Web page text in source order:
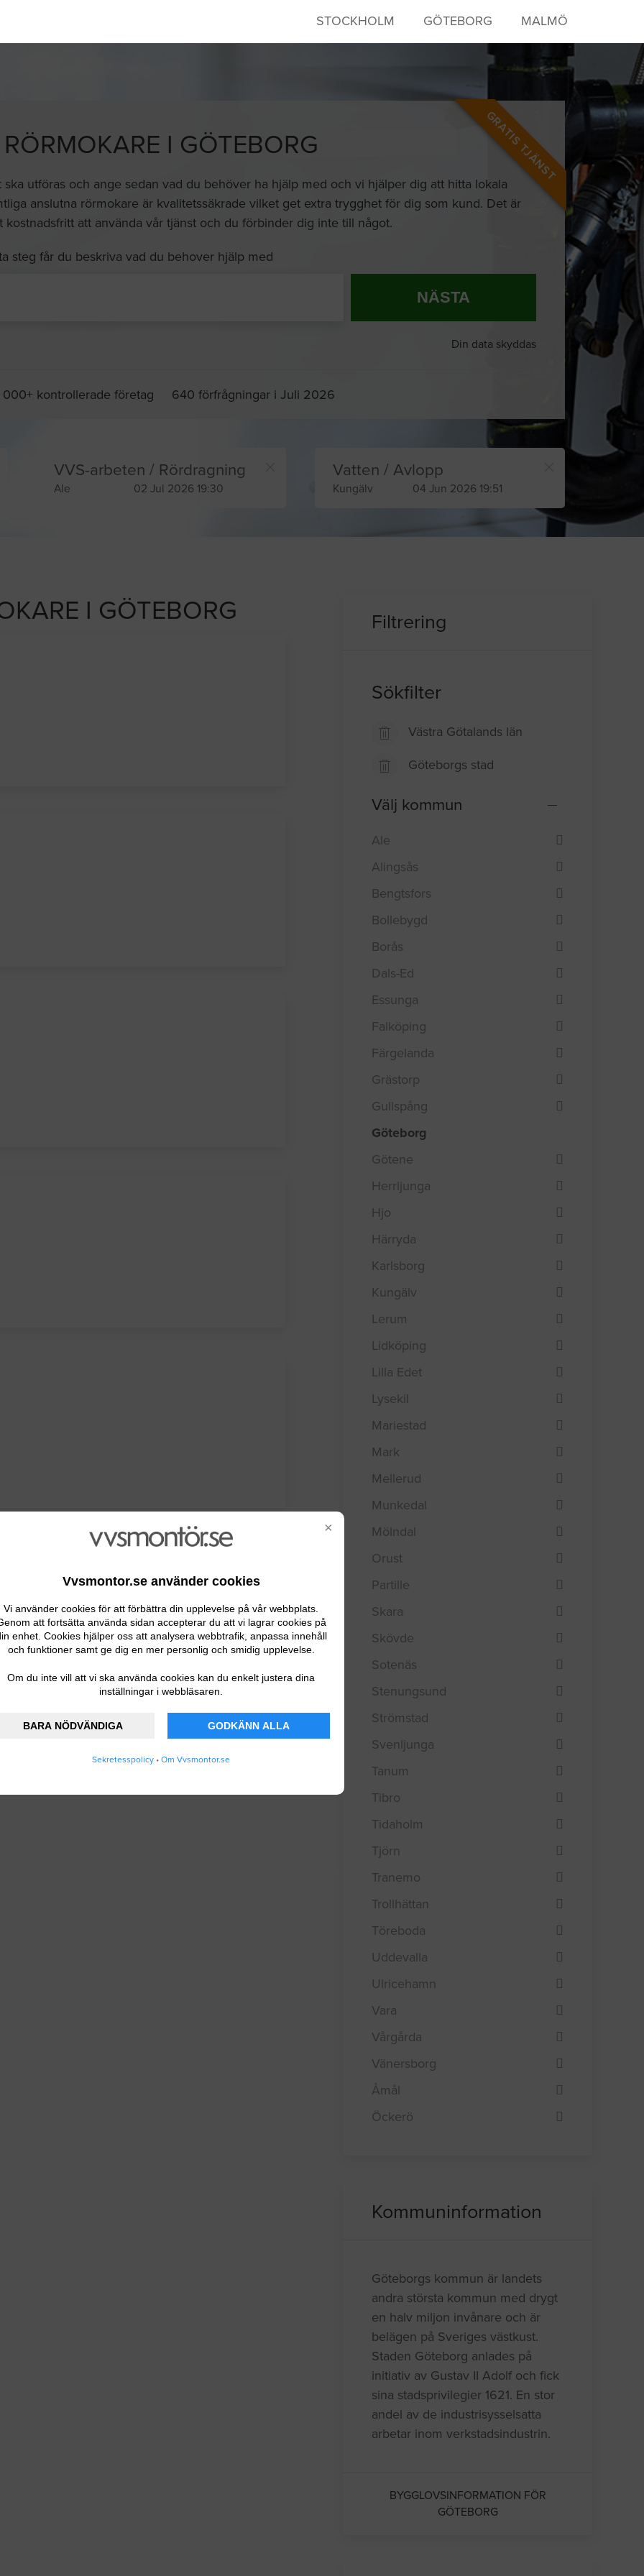
×
Vvsmontor.se använder cookies
Vi använder cookies för att förbättra din upplevelse på vår webbplats.
att fortsätta använda sidan accepterar du att vi lagrar cookies på
enhet. Cookies hjälper oss att analysera webbtrafik, anpassa innehåll
och funktioner samt ge dig en mer personlig och smidig upplevelse.
Om du inte vill att vi ska använda cookies kan du enkelt justera dina
inställningar i webbläsaren.
BARA NÖDVÄNDIGA GODKÄNN ALLA
Sekretesspolicy • Om Vvsmontor.se
STOCKHOLM GÖTEBORG MALMÖ
GRATIS TJÄNST
RÖRMOKARE I GÖTEBORG
utföras och ange sedan vad du behöver ha hjälp med och vi hjälper dig att hitta lokala
anslutna rörmokare är kvalitetssäkrade vilket get extra trygghet för dig som kund. Det är
kostnadsfritt att använda vår tjänst och du förbinder dig inte till något.
steg får du beskriva vad du behover hjälp med
NÄSTA
Din data skyddas
000+ kontrollerade företag 640 förfrågningar i Juli 2026
VVS-arbeten / Rördragning
Ale 02 Jul 2026 19:30
Vatten / Avlopp
Kungälv 04 Jun 2026 19:51
I GÖTEBORG
FÖRETAG
Filtrering
Sökfilter
Västra Götalands län
Göteborgs stad
Välj kommun
Ale
Alingsås
Bengtsfors
Bollebygd
Borås
Dals-Ed
Essunga
Falköping
Färgelanda
Grästorp
Gullspång
Göteborg
Götene
Herrljunga
Hjo
Härryda
Karlsborg
Kungälv
Lerum
Lidköping
Lilla Edet
Lysekil
Mariestad
Mark
Mellerud
Munkedal
Mölndal
Orust
Partille
Skara
Skövde
Sotenäs
Stenungsund
Strömstad
Svenljunga
Tanum
Tibro
Tidaholm
Tjörn
Tranemo
Trollhättan
Töreboda
Uddevalla
Ulricehamn
Vara
Vårgårda
Vänersborg
Åmål
Öckerö
Kommuninformation
Göteborgs kommun är landets
andra största kommun med drygt
en halv miljon invånare och är
belägen på Sveriges västkust.
Staden Göteborg anlades på
initiativ av Gustav II Adolf och fick
sina stadsprivilegier 1621. En stor
andel av de industrisysselsatta
arbetar inom verkstadsindustrin.
BYGGLOVSINFORMATION FÖR
GÖTEBORG